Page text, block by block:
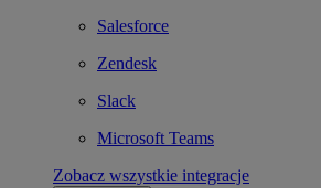
Salesforce
Zendesk
Slack
Microsoft Teams
Zobacz wszystkie integracje